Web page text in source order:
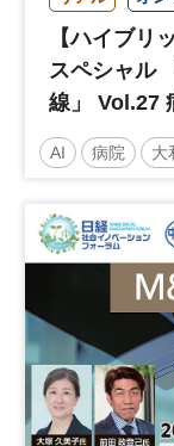
【ハイブリ
スペシャル
線」 Vol.27
～診療報酬
略で描く持
AI 病院 大
日経健康セミナ
土